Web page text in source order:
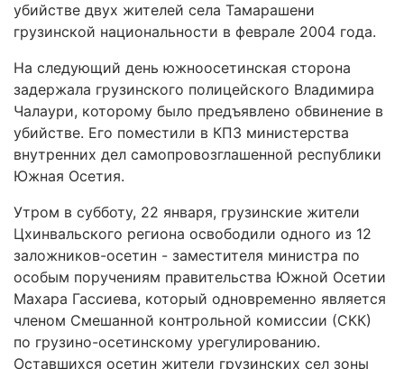
убийстве двух жителей села Тамарашени
грузинской национальности в феврале 2004 года.
На следующий день южноосетинская сторона
задержала грузинского полицейского Владимира
Чалаури, которому было предъявлено обвинение в
убийстве. Его поместили в КПЗ министерства
внутренних дел самопровозглашенной республики
Южная Осетия.
Утром в субботу, 22 января, грузинские жители
Цхинвальского региона освободили одного из 12
заложников-осетин - заместителя министра по
особым поручениям правительства Южной Осетии
Махара Гассиева, который одновременно является
членом Смешанной контрольной комиссии (СКК)
по грузино-осетинскому урегулированию.
Оставшихся осетин жители грузинских сел зоны